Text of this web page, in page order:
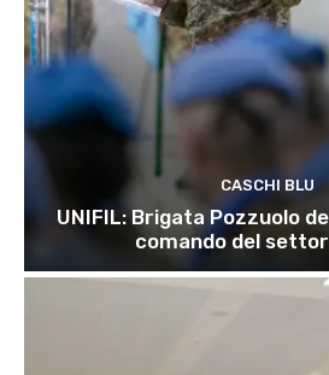
CASCHI BLU
UNIFIL: Brigata Pozzuolo
comando del